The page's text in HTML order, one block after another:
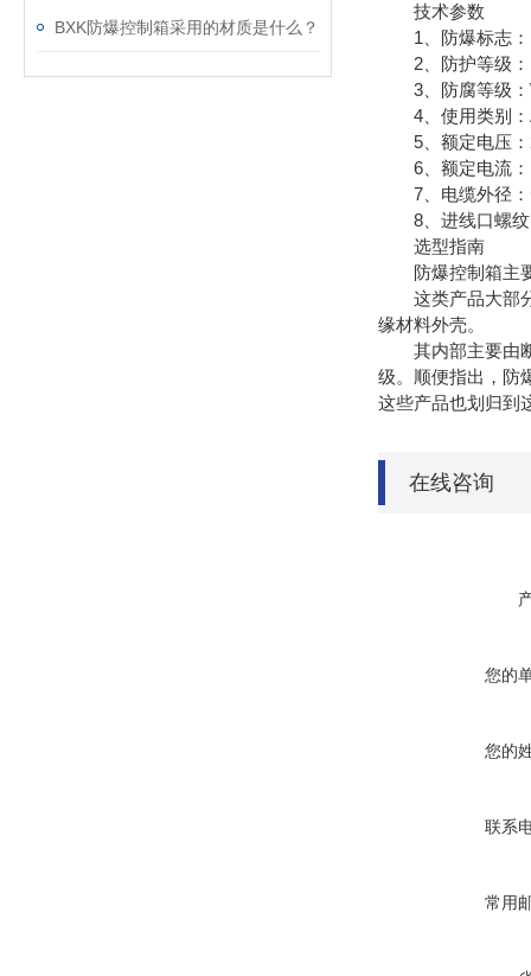
BXK防爆控制箱采用的材质是什么？
技术参数
1、防爆标志：
2、防护等级：
3、防腐等级：
4、使用类别：
5、额定电压：
6、额定电流：
7、电缆外径：
8、进线口螺纹
选型指南
防爆控制箱主要
这类产品大部分
缘材料外壳。
其内部主要由断
级。顺便指出，防
这些产品也划归到
在线咨询
您的
您的
联系
常用